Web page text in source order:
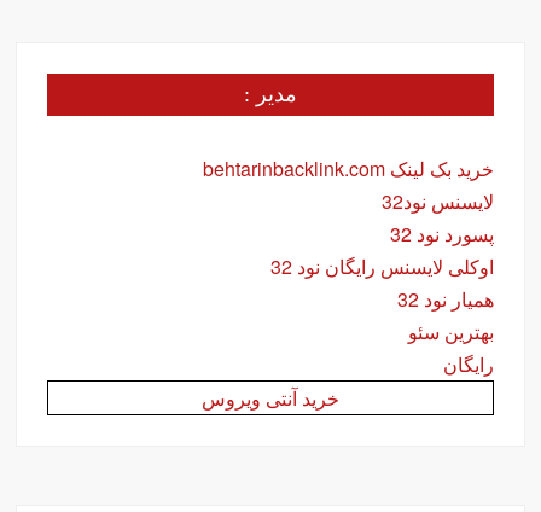
مدیر :
خرید بک لینک behtarinbacklink.com
لایسنس نود32
پسورد نود 32
اوکلی لایسنس رایگان نود 32
همیار نود 32
بهترین سئو
رایگان
خرید آنتی ویروس